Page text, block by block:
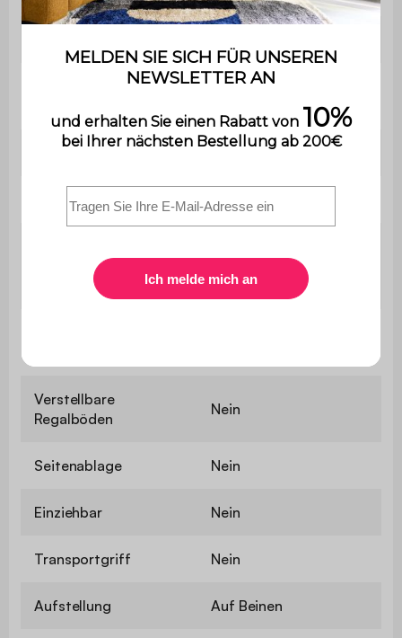
Flaschenöffner Nein
Inklusive Zubehör Nein
Ergänzende
Informationen
Modulen der Kollektion
Naxos
Verstellbare
Regalböden
Nein
Seitenablage Nein
Einziehbar Nein
Transportgriff Nein
Aufstellung Auf Beinen